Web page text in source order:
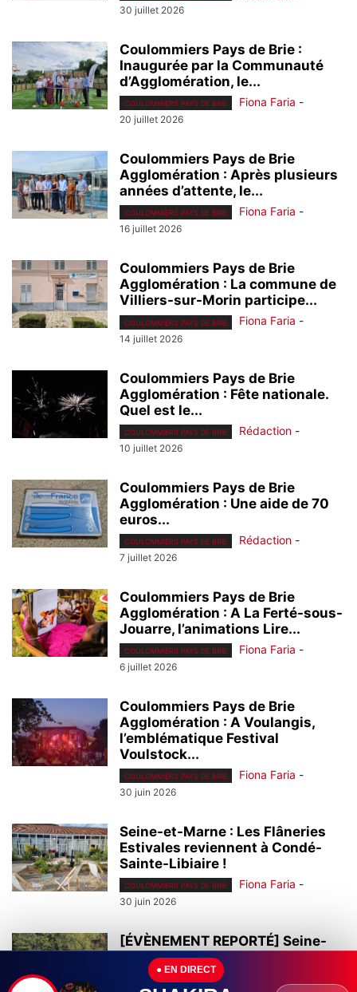
30 juillet 2026
Coulommiers Pays de Brie :
Inaugurée par la Communauté
d’Agglomération, le...
COULOMMIERS PAYS DE BRIE Fiona Faria -
20 juillet 2026
Coulommiers Pays de Brie
Agglomération : Après plusieurs
années d’attente, le...
COULOMMIERS PAYS DE BRIE Fiona Faria -
16 juillet 2026
Coulommiers Pays de Brie
Agglomération : La commune de
Villiers-sur-Morin participe...
COULOMMIERS PAYS DE BRIE Fiona Faria -
14 juillet 2026
Coulommiers Pays de Brie
Agglomération : Fête nationale.
Quel est le...
COULOMMIERS PAYS DE BRIE Rédaction -
10 juillet 2026
Coulommiers Pays de Brie
Agglomération : Une aide de 70
euros...
COULOMMIERS PAYS DE BRIE Rédaction -
7 juillet 2026
Coulommiers Pays de Brie
Agglomération : A La Ferté-sous-
Jouarre, l’animations Lire...
COULOMMIERS PAYS DE BRIE Fiona Faria -
6 juillet 2026
Coulommiers Pays de Brie
Agglomération : A Voulangis,
l’emblématique Festival
Voulstock...
COULOMMIERS PAYS DE BRIE Fiona Faria -
30 juin 2026
Seine-et-Marne : Les Flâneries
Estivales reviennent à Condé-
Sainte-Libiaire !
COULOMMIERS PAYS DE BRIE Fiona Faria -
30 juin 2026
[ÉVÈNEMENT REPORTÉ] Seine-
et-Marne : A La Ferté-sous-
Jouarre, plus de 1 200...
● EN DIRECT